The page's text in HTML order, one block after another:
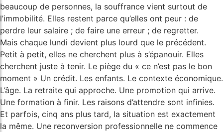
beaucoup de personnes, la souffrance vient surtout de
l’immobilité. Elles restent parce qu’elles ont peur : de
perdre leur salaire ; de faire une erreur ; de regretter.
Mais chaque lundi devient plus lourd que le précédent.
Petit à petit, elles ne cherchent plus à s’épanouir. Elles
cherchent juste à tenir. Le piège du « ce n’est pas le bon
moment » Un crédit. Les enfants. Le contexte économique.
L’âge. La retraite qui approche. Une promotion qui arrive.
Une formation à finir. Les raisons d’attendre sont infinies.
Et parfois, cinq ans plus tard, la situation est exactement
la même. Une reconversion professionnelle ne commence